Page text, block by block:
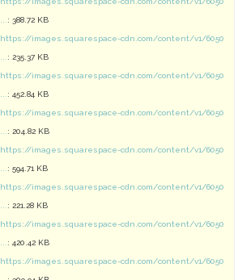
: 388.72 KB
https://images.squarespace-cdn.com/content/v1/6050
: 235.37 KB
https://images.squarespace-cdn.com/content/v1/6050
: 452.84 KB
https://images.squarespace-cdn.com/content/v1/6050
: 204.82 KB
https://images.squarespace-cdn.com/content/v1/6050
: 594.71 KB
https://images.squarespace-cdn.com/content/v1/6050
: 221.28 KB
https://images.squarespace-cdn.com/content/v1/6050
: 420.42 KB
https://images.squarespace-cdn.com/content/v1/6050